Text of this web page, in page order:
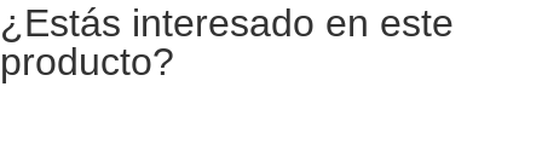
¿Estás interesado en este
producto?